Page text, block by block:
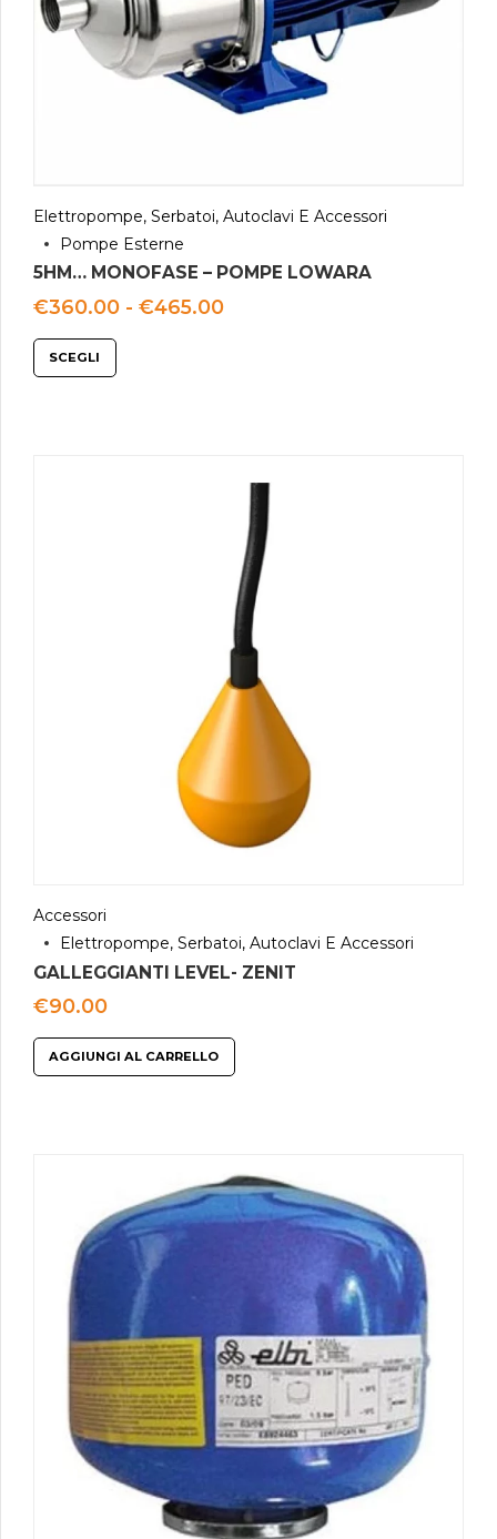
Elettropompe, Serbatoi, Autoclavi E Accessori
Pompe Esterne
5HM… MONOFASE – POMPE LOWARA
€360.00 - €465.00Fascia
SCEGLI
Accessori
Elettropompe, Serbatoi, Autoclavi E Accessori
GALLEGGIANTI LEVEL- ZENIT
€90.00
AGGIUNGI AL CARRELLO